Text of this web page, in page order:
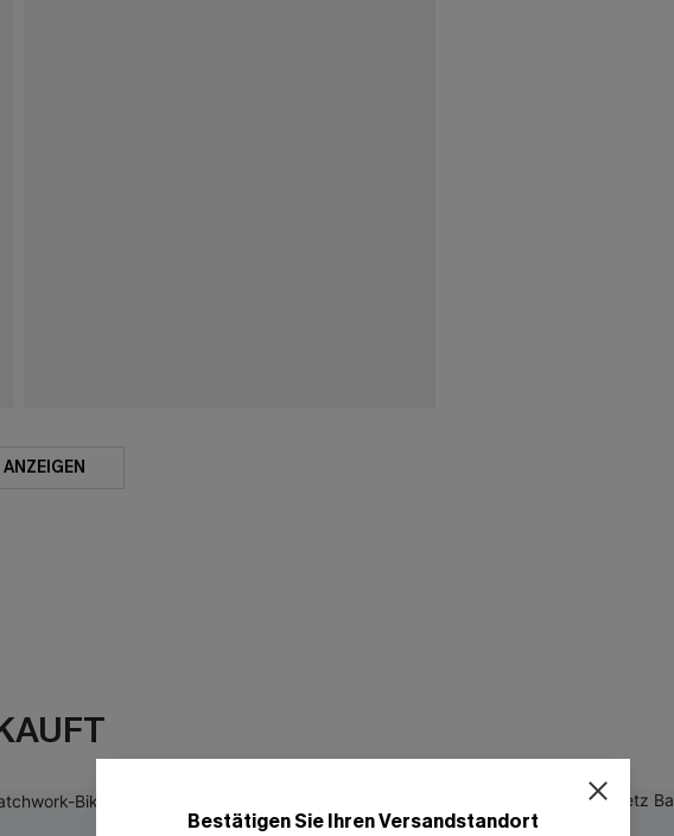
Bestätigen Sie Ihren Versandstandort